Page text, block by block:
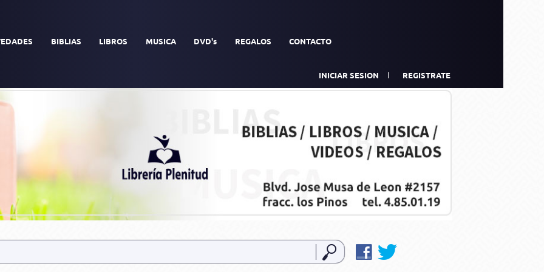
BIBLIAS LIBROS MUSICA DVD's REGALOS CONTACTO
INICIAR SESION REGISTRATE